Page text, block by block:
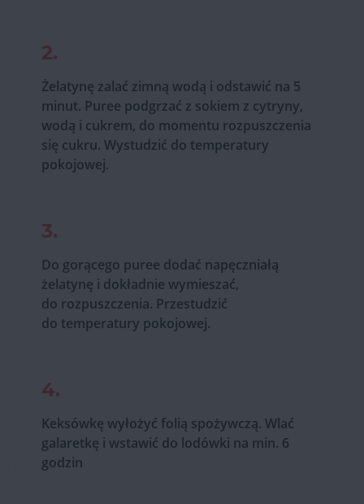
2.
Żelatynę zalać zimną wodą i odstawić na 5
minut. Puree podgrzać z sokiem z cytryny,
wodą i cukrem, do momentu rozpuszczenia
się cukru. Wystudzić do temperatury
pokojowej.
3.
Do gorącego puree dodać napęczniałą
żelatynę i dokładnie wymieszać,
do rozpuszczenia. Przestudzić
do temperatury pokojowej.
4.
Keksówkę wyłożyć folią spożywczą. Wlać
galaretkę i wstawić do lodówki na min. 6
godzin